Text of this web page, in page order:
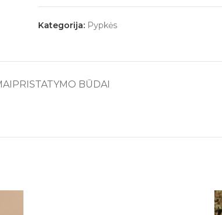
Kategorija: Pypkės
PRISTATYMO BŪDAI